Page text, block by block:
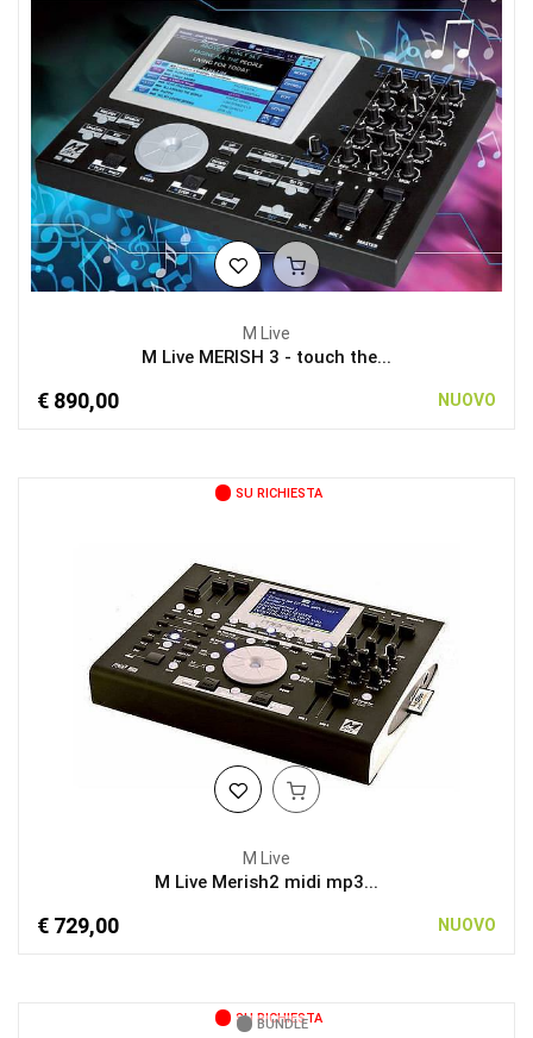
M Live
M Live MERISH 3 - touch the...
€ 890,00 NUOVO
SU RICHIESTA
M Live
M Live Merish2 midi mp3...
€ 729,00 NUOVO
SU RICHIESTA
BUNDLE